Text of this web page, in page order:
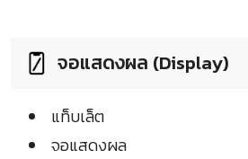
จอแสดงผล (Display)
แท็บเล็ต
จอแสดงผล